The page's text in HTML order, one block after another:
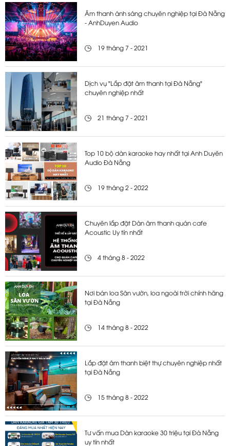
Âm thanh ánh sáng chuyên nghiệp tại Đà Nẵng
- AnhDuyen Audio
19 tháng 7 - 2021
Dịch vụ "Lắp đặt âm thanh tại Đà Nẵng"
chuyên nghiệp nhất
21 tháng 7 - 2021
Top 10 bộ dàn karaoke hay nhất tại Anh Duyên
Audio Đà Nẵng
19 tháng 2 - 2022
Chuyên lắp đặt Dàn âm thanh quán cafe
Acoustic Uy tín nhất
4 tháng 8 - 2022
Nơi bán loa Sân vườn, loa ngoài trời chính hãng
tại Đà Nẵng
14 tháng 8 - 2022
Lắp đặt âm thanh biệt thự chuyên nghiệp nhất
tại Đà Nẵng
15 tháng 8 - 2022
Tư vấn mua Dàn karaoke 30 triệu tại Đà Nẵng
uy tín nhất